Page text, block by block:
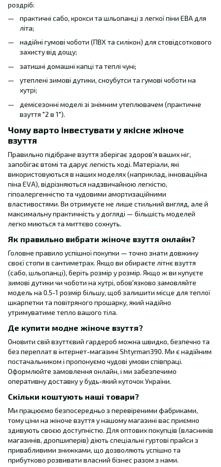
роздріб:
практичні сабо, крокси та шльопанці з легкої піни ЕВА для
літа;
надійні гумові чоботи (ПВХ та силікон) для стовідсоткового
захисту від дощу;
затишні домашні капці та теплі чуні;
утеплені зимові дутики, сноубутси та гумові чоботи на
хутрі;
демісезонні моделі зі знімним утеплювачем (практичне
взуття "2 в 1").
Чому варто інвестувати у якісне жіноче
взуття
Правильно підібране взуття зберігає здоров'я ваших ніг,
запобігає втомі та дарує легкість ході. Матеріали, які
використовуються в наших моделях (наприклад, інноваційна
піна EVA), відрізняються надзвичайною легкістю,
гіпоалергенністю та чудовими амортизаційними
властивостями. Ви отримуєте не лише стильний вигляд, але й
максимальну практичність у догляді — більшість моделей
легко миються та миттєво сохнуть.
Як правильно вибрати жіноче взуття онлайн?
Головне правило успішної покупки — точно знати довжину
своєї стопи в сантиметрах. Якщо ви обираєте літнє взуття
(сабо, шльопанці), беріть розмір у розмір. Якщо ж ви купуєте
зимові дутики чи чоботи на хутрі, обов'язково замовляйте
модель на 0.5-1 розмір більшу, щоб залишити місце для теплої
шкарпетки та повітряного прошарку, який надійно
утримуватиме тепло вашого тіла.
Де купити модне жіноче взуття?
Оновити свій взуттєвий гардероб можна швидко, безпечно та
без переплат в інтернет-магазині Shtyrman390. Ми є надійним
постачальником і пропонуємо чудові умови співпраці.
Оформлюйте замовлення онлайн, і ми забезпечимо
оперативну доставку у будь-який куточок України.
Скільки коштують наші товари?
Ми працюємо безпосередньо з перевіреними фабриками,
тому ціни на жіноче взуття у нашому магазині вас приємно
здивують своєю доступністю. Для оптових покупців (власників
магазинів, дропшиперів) діють спеціальні гуртові прайси з
привабливими знижками, що дозволяють успішно та
прибутково розвивати власний бізнес разом з нами.